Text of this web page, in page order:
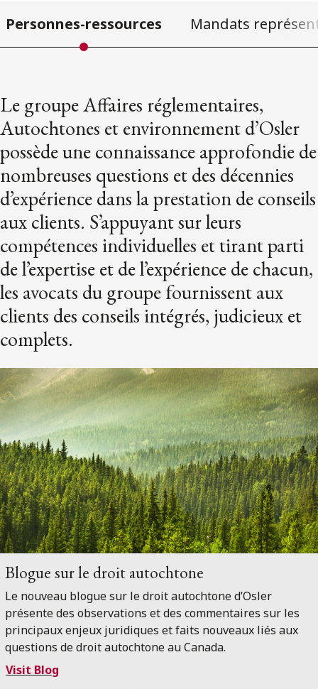
Personnes-ressources Mandats
Le groupe Affaires réglementaires,
Autochtones et environnement d’Osler
possède une connaissance approfondie de
nombreuses questions et des décennies
d’expérience dans la prestation de conseils
aux clients. S’appuyant sur leurs
compétences individuelles et tirant parti
de l’expertise et de l’expérience de chacun,
les avocats du groupe fournissent aux
clients des conseils intégrés, judicieux et
complets.
Blogue sur le droit autochtone
Le nouveau blogue sur le droit autochtone d’Osler
présente des observations et des commentaires sur les
principaux enjeux juridiques et faits nouveaux liés aux
questions de droit autochtone au Canada.
Visit Blog